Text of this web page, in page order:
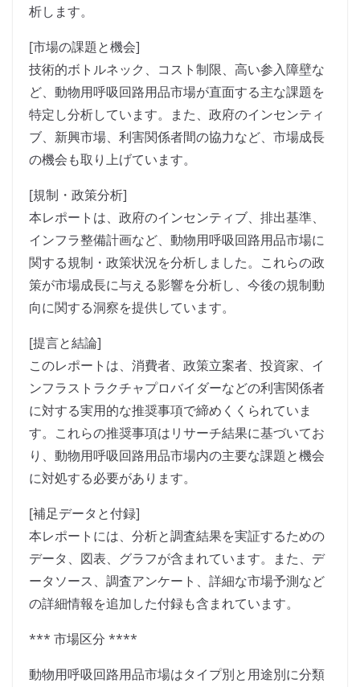
析します。
[市場の課題と機会]
技術的ボトルネック、コスト制限、高い参入障壁な
ど、動物用呼吸回路用品市場が直面する主な課題を
特定し分析しています。また、政府のインセンティ
ブ、新興市場、利害関係者間の協力など、市場成長
の機会も取り上げています。
[規制・政策分析]
本レポートは、政府のインセンティブ、排出基準、
インフラ整備計画など、動物用呼吸回路用品市場に
関する規制・政策状況を分析しました。これらの政
策が市場成長に与える影響を分析し、今後の規制動
向に関する洞察を提供しています。
[提言と結論]
このレポートは、消費者、政策立案者、投資家、イ
ンフラストラクチャプロバイダーなどの利害関係者
に対する実用的な推奨事項で締めくくられていま
す。これらの推奨事項はリサーチ結果に基づいてお
り、動物用呼吸回路用品市場内の主要な課題と機会
に対処する必要があります。
[補足データと付録]
本レポートには、分析と調査結果を実証するための
データ、図表、グラフが含まれています。また、デ
ータソース、調査アンケート、詳細な市場予測など
の詳細情報を追加した付録も含まれています。
*** 市場区分 ****
動物用呼吸回路用品市場はタイプ別と用途別に分類